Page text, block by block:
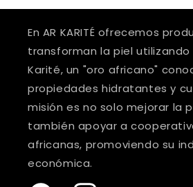
En AR KARITÉ ofrecemos
transforman la piel
Karité, un "oro africano"
propiedades hidratantes y
misión es no solo mejorar la
también apoyar a
africanas, promoviendo su
económica.